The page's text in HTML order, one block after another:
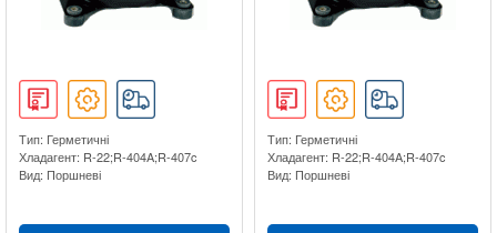
Тип: Герметичні
Хладагент: R-22;R-404A;R-407c
Вид: Поршневі
Тип: Герметичні
Хладагент: R-22;R-404A;R-407c
Вид: Поршневі